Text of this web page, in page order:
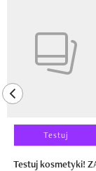
Wizaz Summer Influ
Mój profil / Zarejestruj
previous element
Testuj
Testuj kosmetyki!